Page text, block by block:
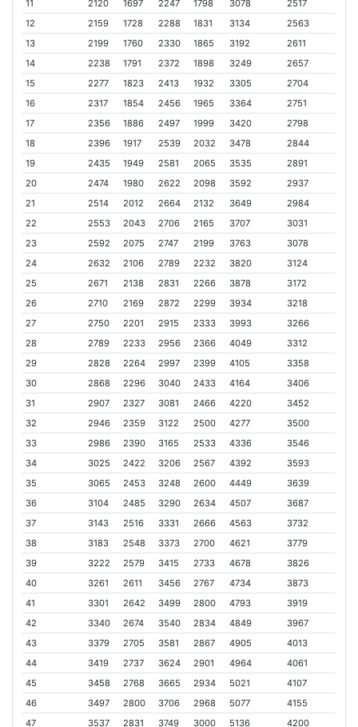
11 2120 1697 2247 1798 3078
2517
12
2159 1728 2288 1831 3134
2563
13
2199 1760 2330 1865 3192
2611
14
2238 1791 2372 1898 3249
2657
15
2277 1823 2413 1932 3305
2704
16
2317 1854 2456 1965 3364
2751
17
2356 1886 2497 1999 3420
2798
18
2396 1917 2539 2032 3478
2844
19
2435 1949 2581 2065 3535
2891
20
2474 1980 2622 2098 3592
2937
21
2514 2012 2664 2132 3649
2984
22
2553 2043 2706 2165 3707
3031
23
2592 2075 2747 2199 3763
3078
24
2632 2106 2789 2232 3820
3124
25
2671 2138 2831 2266 3878
3172
26
2710 2169 2872 2299 3934
3218
27
2750 2201 2915 2333 3993
3266
28
2789 2233 2956 2366 4049
3312
29
2828 2264 2997 2399 4105
3358
30
2868 2296 3040 2433 4164
3406
31
2907 2327 3081 2466 4220
3452
32
2946 2359 3122 2500 4277
3500
33
2986 2390 3165 2533 4336
3546
34
3025 2422 3206 2567 4392
3593
35
3065 2453 3248 2600 4449
3639
36
3104 2485 3290 2634 4507
3687
37
3143 2516 3331 2666 4563
3732
38
3183 2548 3373 2700 4621
3779
39
3222 2579 3415 2733 4678
3826
40
3261 2611 3456 2767 4734
3873
41
3301 2642 3499 2800 4793
3919
42
3340 2674 3540 2834 4849
3967
43
3379 2705 3581 2867 4905
4013
44
3419 2737 3624 2901 4964
4061
45
3458 2768 3665 2934 5021
4107
46
3497 2800 3706 2968 5077
4155
47
3537 2831 3749 3000 5136
4200